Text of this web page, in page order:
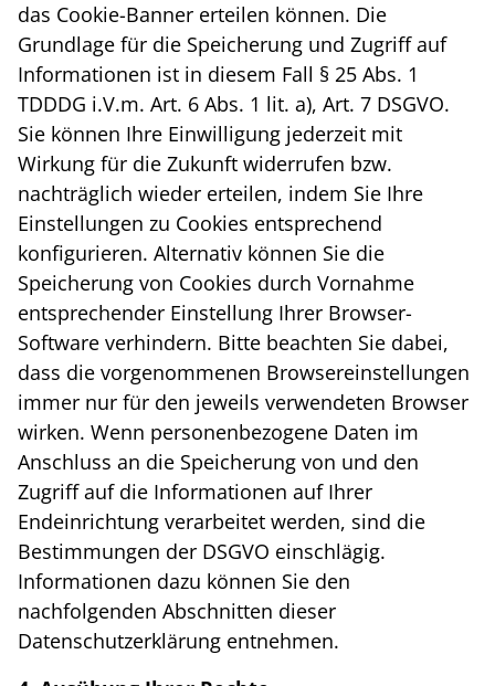
das Cookie-Banner erteilen können. Die
Grundlage für die Speicherung und Zugriff auf
Informationen ist in diesem Fall § 25 Abs. 1
TDDDG i.V.m. Art. 6 Abs. 1 lit. a), Art. 7 DSGVO.
Sie können Ihre Einwilligung jederzeit mit
Wirkung für die Zukunft widerrufen bzw.
nachträglich wieder erteilen, indem Sie Ihre
Einstellungen zu Cookies entsprechend
konfigurieren. Alternativ können Sie die
Speicherung von Cookies durch Vornahme
entsprechender Einstellung Ihrer Browser-
Software verhindern. Bitte beachten Sie dabei,
dass die vorgenommenen Browsereinstellungen
immer nur für den jeweils verwendeten Browser
wirken. Wenn personenbezogene Daten im
Anschluss an die Speicherung von und den
Zugriff auf die Informationen auf Ihrer
Endeinrichtung verarbeitet werden, sind die
Bestimmungen der DSGVO einschlägig.
Informationen dazu können Sie den
nachfolgenden Abschnitten dieser
Datenschutzerklärung entnehmen.